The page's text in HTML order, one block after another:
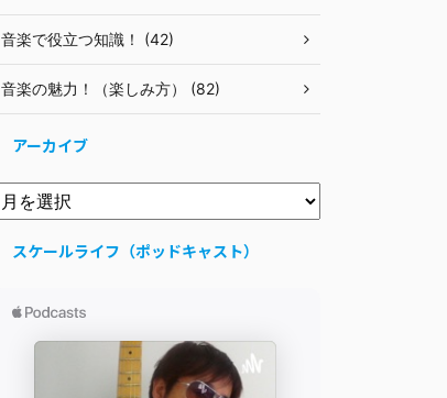
音楽で役立つ知識！ (42)
音楽の魅力！（楽しみ方） (82)
アーカイブ
スケールライフ（ポッドキャスト）